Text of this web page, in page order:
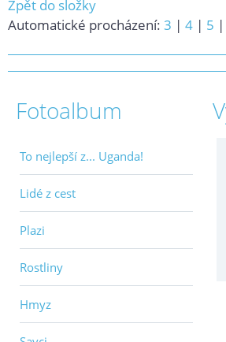
Zpět do složky
Automatické procházení: 3 | 4 | 5 |
Fotoalbum
To nejlepší z... Uganda!
Lidé z cest
Plazi
Rostliny
Hmyz